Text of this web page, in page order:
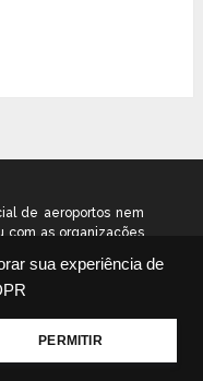
sua experiência de
PERMITIR
de aeroportos nem
com as organizações
voltado ao
– Todos os direitos